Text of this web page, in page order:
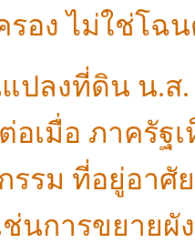
รอง ไม่ใช่โฉ
ปลงที่ดิน น.ส
อเมื่อ ภาครั
รรม ที่อยู่อาศั
ช่นการขยาย